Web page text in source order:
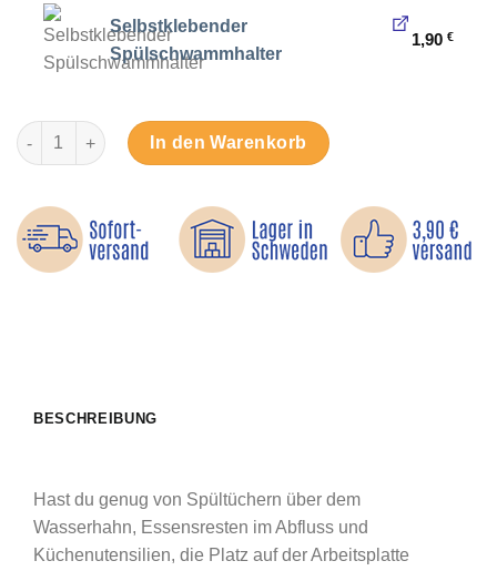
Selbstklebender
Spülschwammhalter
1,90 €
Küchenfix-Paket – Komplette Ordnung an Spüle & Küche
In den Warenkorb
BESCHREIBUNG
Hast du genug von Spültüchern über dem
Wasserhahn, Essensresten im Abfluss und
Küchenutensilien, die Platz auf der Arbeitsplatte